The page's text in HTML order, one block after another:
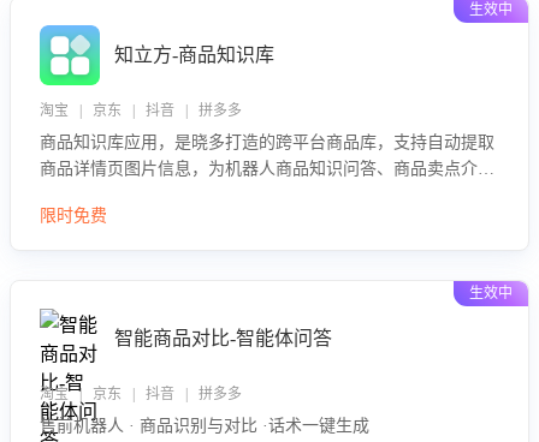
生效中
知立方-商品知识库
淘宝 | 京东 | 抖音 | 拼多多
商品知识库应用，是晓多打造的跨平台商品库，支持自动提取
商品详情页图片信息，为机器人商品知识问答、商品卖点介绍
限时免费
生效中
智能商品对比-智能体问答
淘宝 | 京东 | 抖音 | 拼多多
售前机器人 · 商品识别与对比 ·话术一键生成